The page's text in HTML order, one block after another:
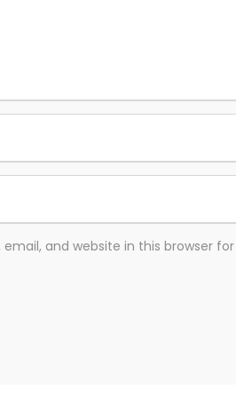
email, and website in this browser